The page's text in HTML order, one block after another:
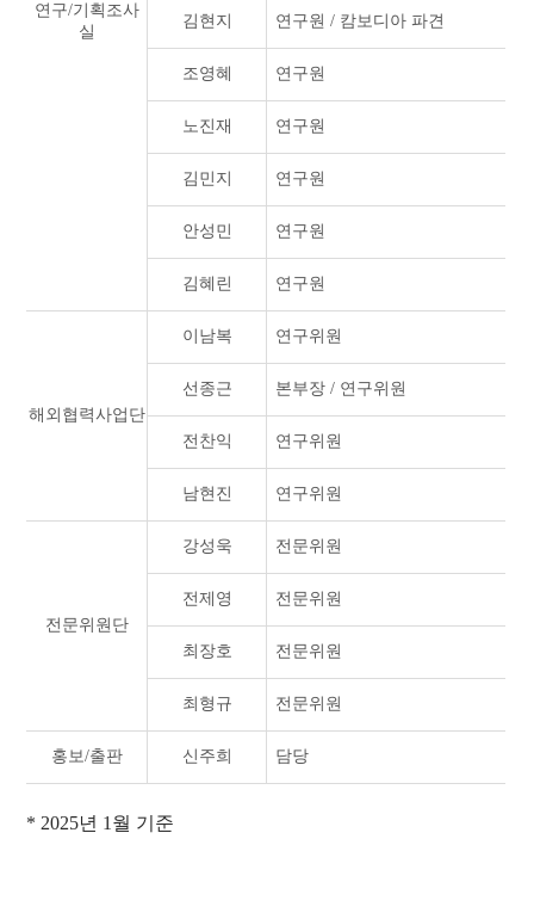
연구/기획조사
실
김현지 연구원 / 캄보디아 파견
조영혜 연구원
노진재 연구원
김민지 연구원
안성민 연구원
김혜린 연구원
해외협력사업단
이남복 연구위원
선종근 본부장 / 연구위원
전찬익 연구위원
남현진 연구위원
전문위원단
강성욱 전문위원
전제영 전문위원
최장호 전문위원
최형규 전문위원
홍보/출판 신주희 담당
* 2025년 1월 기준